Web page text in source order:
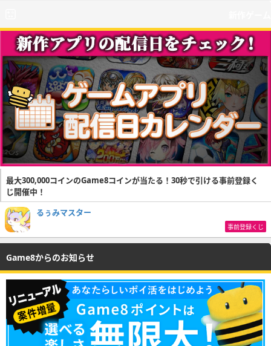
最大300,000コインのGame8コインが当たる！30秒で引ける事前登録く
じ開催中！
るぅみマスター
事前登録くじ
Game8からのお知らせ